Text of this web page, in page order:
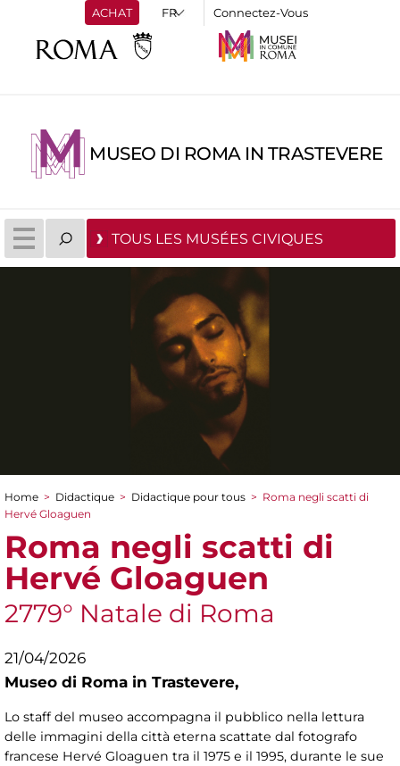
ACHAT Connectez-Vous
MUSEO DI ROMA IN TRASTEVERE
TOUS LES MUSÉES CIVIQUES
You are here
Home > Didactique > Didactique pour tous > Roma negli scatti di
Hervé Gloaguen
Roma negli scatti di
Hervé Gloaguen
2779° Natale di Roma
21/04/2026
Museo di Roma in Trastevere,
Lo staff del museo accompagna il pubblico nella lettura
delle immagini della città eterna scattate dal fotografo
francese Hervé Gloaguen tra il 1975 e il 1995, durante le sue